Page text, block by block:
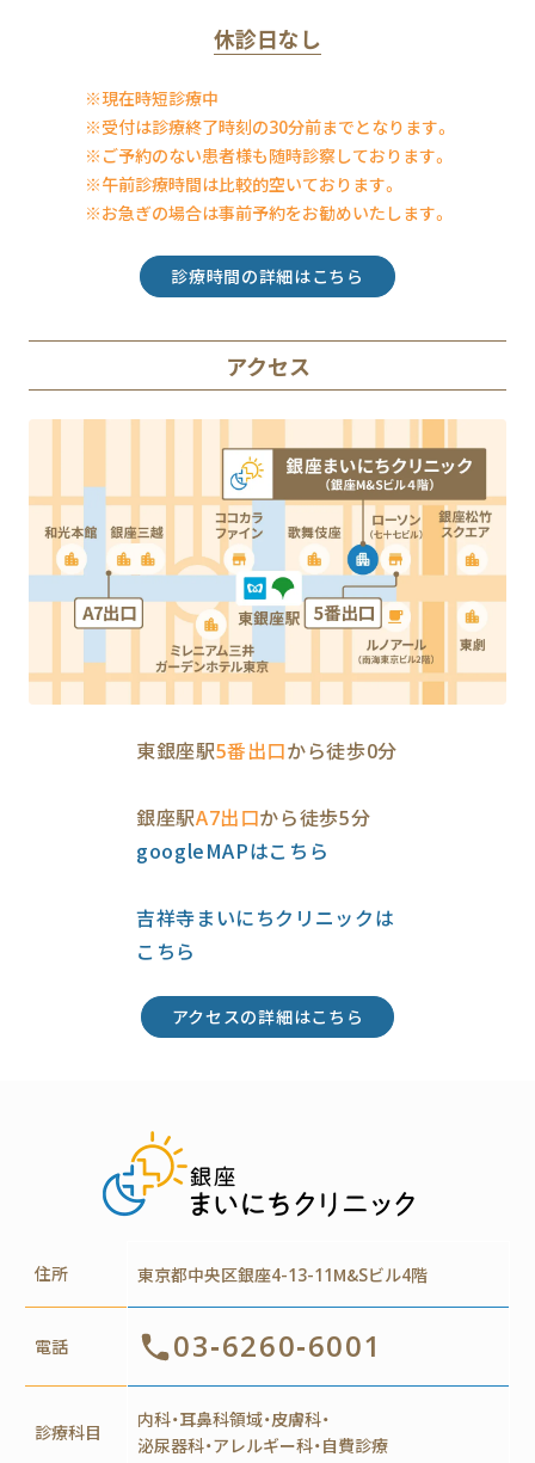
休診日なし
※現在時短診療中
※受付は診療終了時刻の30分前までとなります。
※ご予約のない患者様も随時診察しております。
※午前診療時間は比較的空いております。
※お急ぎの場合は事前予約をお勧めいたします。
アクセス
東銀座駅5番出口から徒歩0分
銀座駅A7出口から徒歩5分
googleMAPはこちら
吉祥寺まいにちクリニックは
こちら
診療時間の詳細はこちら
アクセスの詳細はこちら
住所 東京都中央区銀座4-13-11M&Sビル4階
電話 03-6260-6001
診療科目
内科・耳鼻科領域・皮膚科・
泌尿器科・アレルギー科・自費診療